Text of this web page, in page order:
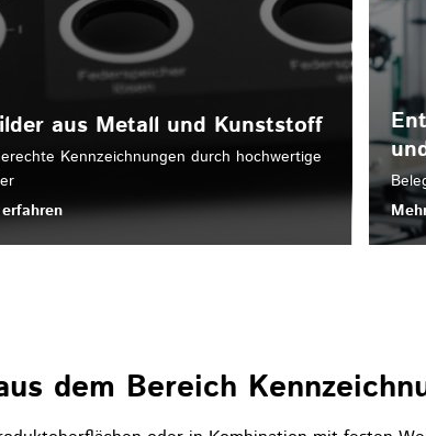
aus Metall und Kunststoff
Kennzeichnungen durch hochwertige
dem Bereich